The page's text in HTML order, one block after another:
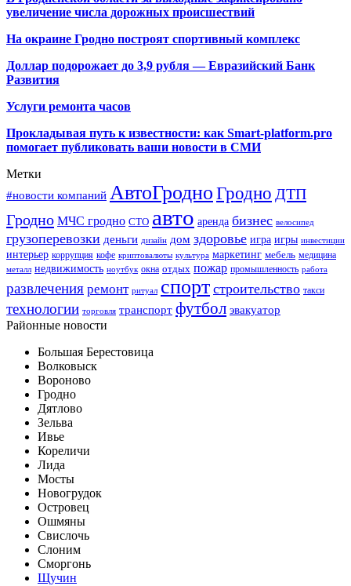
увеличение числа дорожных происшествий
На окраине Гродно построят спортивный комплекс
Доллар подорожает до 3,9 рубля — Евразийский Банк
Развития
Услуги ремонта часов
Прокладывая путь к известности: как Smart-platform.pro
помогает публиковать ваши новости в СМИ
Метки
#новости компаний АвтоГродноГродно ДТП
Гродно МЧС гродно СТО авто аренда бизнес велосипед
грузоперевозки деньги дизайн дом здоровье игра игры инвестиции
интерьер коррупция кофе криптовалюты культура маркетинг мебель медицина
металл недвижимость ноутбук окна отдых пожар промышленность работа
развлечения ремонт ритуал спорт строительство такси
технологии торговля транспорт футбол эвакуатор
Районные новости
Большая Берестовица
Волковыск
Вороново
Гродно
Дятлово
Зельва
Ивье
Кореличи
Лида
Мосты
Новогрудок
Островец
Ошмяны
Свислочь
Слоним
Сморгонь
Щучин